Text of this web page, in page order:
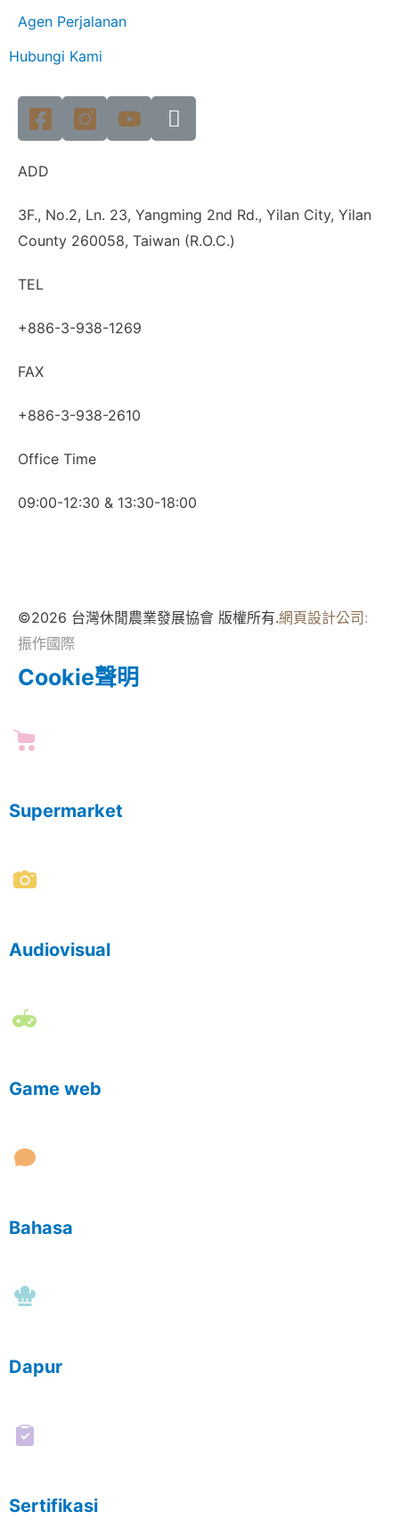
Agen Perjalanan
Hubungi Kami
ADD
3F., No.2, Ln. 23, Yangming 2nd Rd., Yilan City, Yilan
County 260058, Taiwan (R.O.C.)
TEL
+886-3-938-1269
FAX
+886-3-938-2610
Office Time
09:00-12:30 & 13:30-18:00
©2026 台灣休閒農業發展協會 版權所有.網頁設計公司 :
振作國際
Cookie聲明
Supermarket
Audiovisual
Game web
Bahasa
Dapur
Sertifikasi